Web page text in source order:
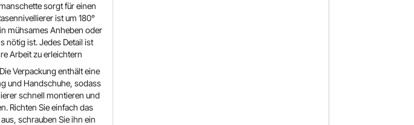
sorgt für einen
ist um 180°
mühsames Anheben oder
nötig ist. Jedes Detail ist
Arbeit zu erleichtern
Verpackung enthält eine
und Handschuhe, sodass
schnell montieren und
Richten Sie einfach das
schrauben Sie ihn ein